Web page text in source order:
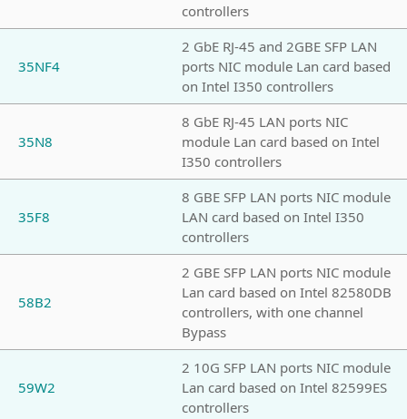
controllers
35NF4
2 GbE RJ-45 and 2GBE SFP LAN
ports NIC module Lan card based
on Intel I350 controllers
35N8
8 GbE RJ-45 LAN ports NIC
module Lan card based on Intel
I350 controllers
35F8
8 GBE SFP LAN ports NIC module
LAN card based on Intel I350
controllers
58B2
2 GBE SFP LAN ports NIC module
Lan card based on Intel 82580DB
controllers, with one channel
Bypass
59W2
2 10G SFP LAN ports NIC module
Lan card based on Intel 82599ES
controllers